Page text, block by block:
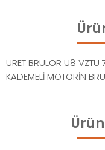
ÜRET BRÜLÖR Ü8
KADEMELİ MOTORİN
Ürün